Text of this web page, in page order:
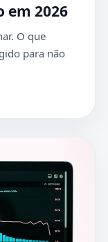
em 2026
O que
para não